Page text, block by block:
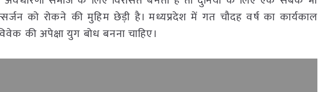
को रोकने की मुहिम छेड़ी है। मध्यप्रदेश में गत चौदह वर्ष का कार्यकाल
की अपेक्षा युग बोध बनना चाहिए।